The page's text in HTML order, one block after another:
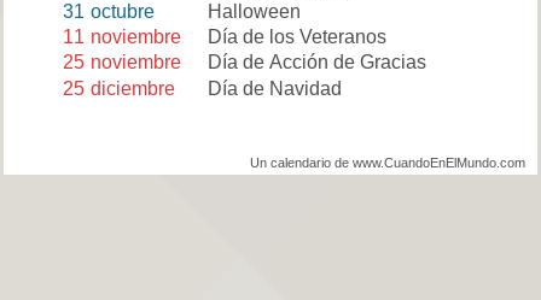
31 octubre
Halloween
11 noviembre
Día de los Veteranos
25 noviembre
Día de Acción de Gracias
25 diciembre Día de Navidad
Un calendario de www.CuandoEnElMundo.com